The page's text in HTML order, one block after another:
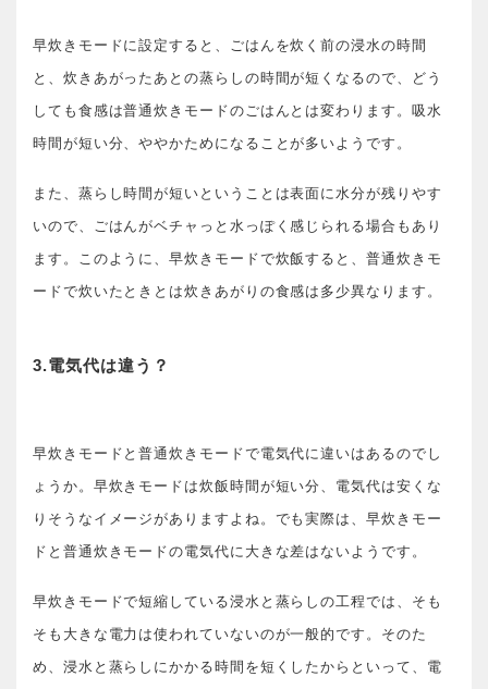
早炊きモードに設定すると、ごはんを炊く前の浸水の時間
と、炊きあがったあとの蒸らしの時間が短くなるので、どう
しても食感は普通炊きモードのごはんとは変わります。吸水
時間が短い分、ややかためになることが多いようです。
また、蒸らし時間が短いということは表面に水分が残りやす
いので、ごはんがベチャっと水っぽく感じられる場合もあり
ます。このように、早炊きモードで炊飯すると、普通炊きモ
ードで炊いたときとは炊きあがりの食感は多少異なります。
3.電気代は違う？
早炊きモードと普通炊きモードで電気代に違いはあるのでし
ょうか。早炊きモードは炊飯時間が短い分、電気代は安くな
りそうなイメージがありますよね。でも実際は、早炊きモー
ドと普通炊きモードの電気代に大きな差はないようです。
早炊きモードで短縮している浸水と蒸らしの工程では、そも
そも大きな電力は使われていないのが一般的です。そのた
め、浸水と蒸らしにかかる時間を短くしたからといって、電